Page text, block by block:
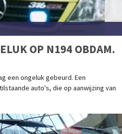
OP N194 OBDAM.
een ongeluk gebeurd. Een
auto's, die op aanwijzing van